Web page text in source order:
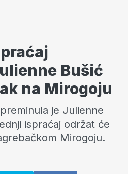
Bušić
na Mirogoju
je Julienne
ispraćaj održat će
Mirogoju.